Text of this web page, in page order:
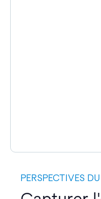
PERSPECTIVES